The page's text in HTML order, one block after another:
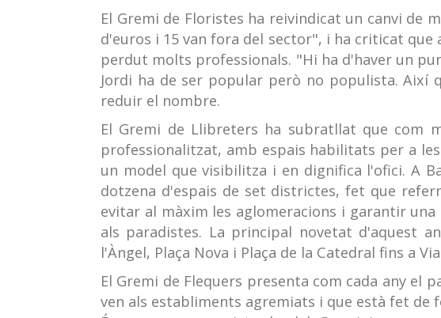
El Gremi de Floristes ha reivindicat un canvi de
d'euros i 15 van fora del sector", i ha criticat
perdut molts professionals. "Hi ha d'haver un
Jordi ha de ser popular però no populista. Així
reduir el nombre.
El Gremi de Llibreters ha subratllat que com
professionalitzat, amb espais habilitats per a
un model que visibilitza i en dignifica l'ofici. A
dotzena d'espais de set districtes, fet que
evitar al màxim les aglomeracions i garantir
als paradistes. La principal novetat d'aquest
l'Àngel, Plaça Nova i Plaça de la Catedral fins a
El Gremi de Flequers presenta com cada any el
ven als establiments agremiats i que està fet de